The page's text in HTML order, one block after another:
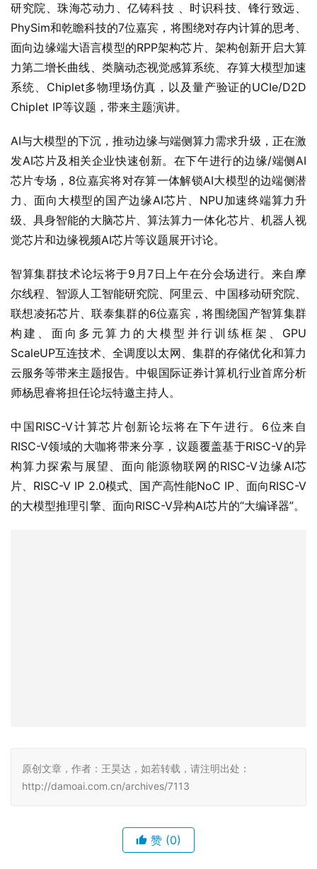
研究院、珠海芯动力、亿铸科技 、时识科技、锋行致远、
PhySim和乾瞻科技的7位嘉宾，将围绕对存内计算的思考、
面向边缘端大语言模型的RPP架构芯片、架构创新开启大算
力第二增长曲线、类脑动态视觉感算系统、存算大模型加速
系统、Chiplet多物理场仿真，以及量产验证的UCIe/D2D
Chiplet IP等议题，带来主题演讲。
AI与大模型的下沉，推动边缘与端侧算力需求升级，正在激
发AI芯片及相关企业快速创新。在下午进行的边缘/端侧AI
芯片专场，8位嘉宾将对存算一体解锁AI大模型的边端侧潜
力、面向大模型的国产边缘AI芯片、NPU加速终端算力升
级、具身智能的大脑芯片、算法算力一体化芯片、机器人视
觉芯片和边缘视频AI芯片等议题展开讨论。
智算集群技术论坛将于9月7日上午在分会场进行。来自摩
尔线程、智源人工智能研究院、阿里云、中国移动研究院、
联想凌拓芯片、联泰集群的6位嘉宾，将围绕国产智算集群
构建、面向多元算力的大模型并行训练框架、GPU
ScaleUP互连技术、全调度以太网、集群的存储优化和算力
云服务等带来主题报告。中银国际证券计算机行业首席分析
师杨思睿将担任论坛特邀主持人。
中国RISC-V计算芯片创新论坛将在下午进行。6位来自
RISC-V领域的大咖将带来分享，议题覆盖基于RISC-V的异
构算力探索与展望、面向能源物联网的RISC-V边缘AI芯
片、RISC-V IP 2.0模式、国产高性能NoC IP、面向RISC-V
的大模型推理引擎、面向RISC-V异构AI芯片的“大编译器”。
原创文章，作者：王昊达，如若转载，请注明出处：
http://damoai.com.cn/archives/7113
赞 (0)